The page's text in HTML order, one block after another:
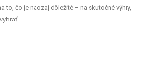
to, čo je naozaj dôležité – na skutočné výhry,